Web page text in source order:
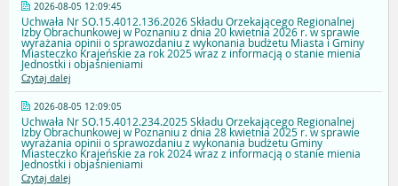
2026-08-05 12:09:45
Uchwała Nr SO.15.4012.136.2026 Składu Orzekającego Regionalnej
Izby Obrachunkowej w Poznaniu z dnia 20 kwietnia 2026 r. w sprawie
wyrażania opinii o sprawozdaniu z wykonania budżetu Miasta i Gminy
Miasteczko Krajeńskie za rok 2025 wraz z informacją o stanie mienia
Jednostki i objaśnieniami
Czytaj dalej
2026-08-05 12:09:05
Uchwała Nr SO.15.4012.234.2025 Składu Orzekającego Regionalnej
Izby Obrachunkowej w Poznaniu z dnia 28 kwietnia 2025 r. w sprawie
wyrażania opinii o sprawozdaniu z wykonania budżetu Gminy
Miasteczko Krajeńskie za rok 2024 wraz z informacją o stanie mienia
Jednostki i objaśnieniami
Czytaj dalej